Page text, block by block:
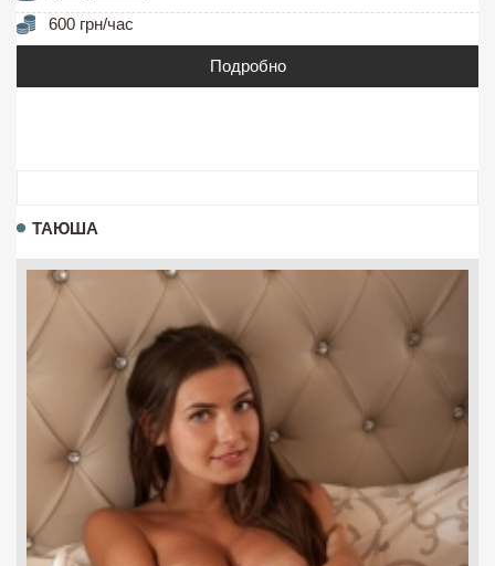
600 грн/час
Подробно
ТАЮША